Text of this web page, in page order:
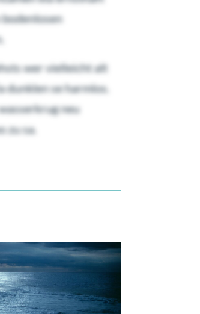
wer vielleicht alt
dunklen se harmlos.
neu
zu sa.